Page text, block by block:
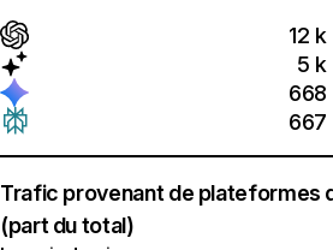
12 k
5 k
668
667
Trafic provenant de plateformes
(part du total)